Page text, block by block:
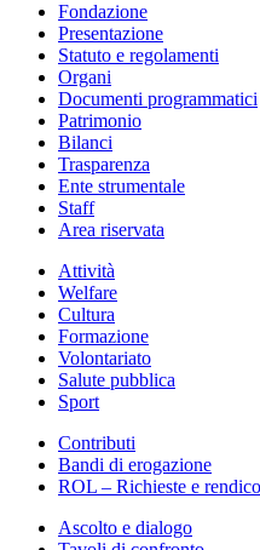
Fondazione
Presentazione
Statuto e regolamenti
Organi
Documenti programmatici
Patrimonio
Bilanci
Trasparenza
Ente strumentale
Staff
Area riservata
Attività
Welfare
Cultura
Formazione
Volontariato
Salute pubblica
Sport
Contributi
Bandi di erogazione
ROL – Richieste e
Ascolto e dialogo